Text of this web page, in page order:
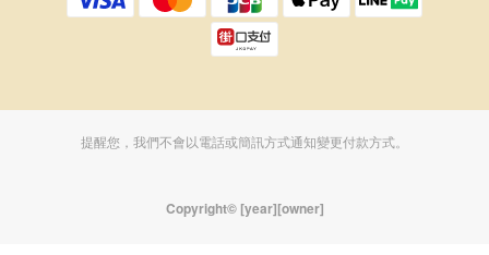
提醒您，我們不會以電話或簡訊方式通知變更付款方式。
Copyright© [year][owner]